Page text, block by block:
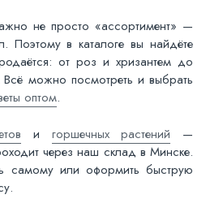
не просто «ассортимент» —
Поэтому в каталоге вы найдёте
от роз и хризантем до
можно посмотреть и выбрать
оптом.
и горшечных растений —
через наш склад в Минске.
самому или оформить быструю